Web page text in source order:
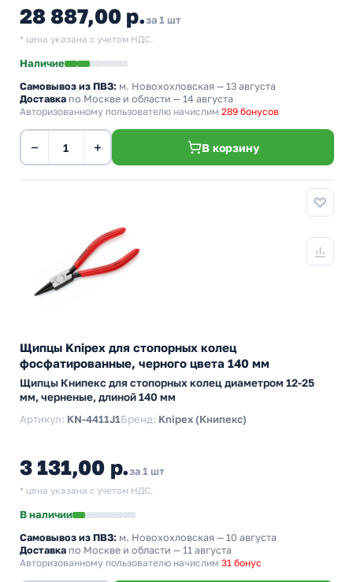
28 887,00 р.за 1 шт
* цена указана с учетом НДС.
Наличие
Самовывоз из ПВЗ: м. Новохохловская — 13 августа
Доставка по Москве и области — 14 августа
Авторизованному пользователю начислим 289 бонусов
− + В корзину
Щипцы Knipex для стопорных колец
фосфатированные, черного цвета 140 мм
Щипцы Книпекс для стопорных колец диаметром 12-25
мм, черненые, длиной 140 мм
Артикул: KN-4411J1Бренд: Knipex (Книпекс)
3 131,00 р.за 1 шт
* цена указана с учетом НДС.
В наличии
Самовывоз из ПВЗ: м. Новохохловская — 10 августа
Доставка по Москве и области — 11 августа
Авторизованному пользователю начислим 31 бонус